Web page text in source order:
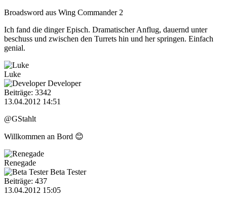
Broadsword aus Wing Commander 2
Ich fand die dinger Episch. Dramatischer Anflug, dauernd unter
beschuss und zwischen den Turrets hin und her springen. Einfach
genial.
Luke
Developer
Beiträge: 3342
13.04.2012 14:51
@GStahlt
Willkommen an Bord 😊
Renegade
Beta Tester
Beiträge: 437
13.04.2012 15:05